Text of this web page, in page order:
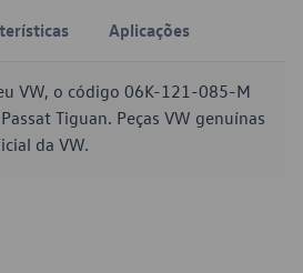
Aplicações
VW, o código 06K-121-085-M
Tiguan. Peças VW genuínas
da VW.